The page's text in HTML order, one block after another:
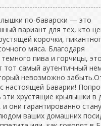
по-баварски — это
вариант для тех, кто
корочки,
мяса. Благодаря
пива и горчицы,
тот самый аутентичный
невозможно
настоящей Баварии!
эти хрустящие крылышки в
и они гарантированно
ваших домашних